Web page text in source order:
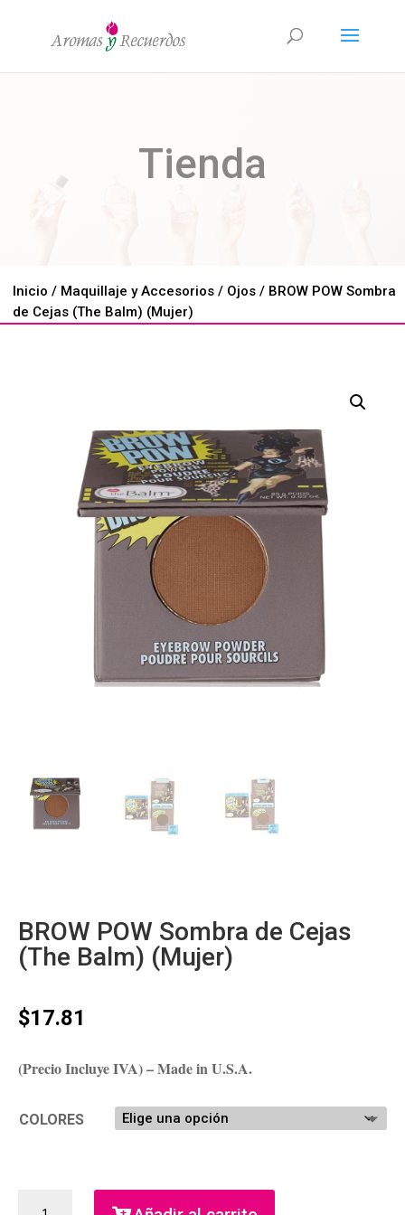
Tienda
Inicio / Maquillaje y Accesorios / Ojos / BROW POW Sombra
de Cejas (The Balm) (Mujer)
BROW POW Sombra de Cejas
(The Balm) (Mujer)
$17.81
(Precio Incluye IVA) – Made in U.S.A.
COLORES